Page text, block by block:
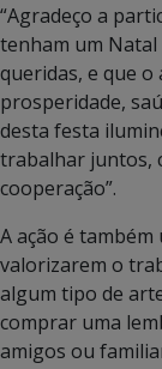
“Agradeço a
tenham um
queridas, e que
prosperidade,
desta festa
trabalhar juntos,
cooperação”.
A ação é
valorizarem o
algum tipo de
comprar uma
amigos ou